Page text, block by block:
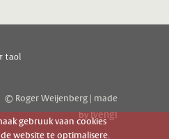
© Roger Weijenberg | made
byivengi
gebruuk vaan cookies
website te optimalisere.